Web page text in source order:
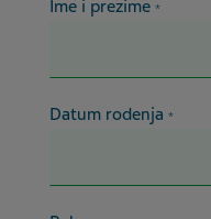
Ime i prezime *
Datum rodenja *